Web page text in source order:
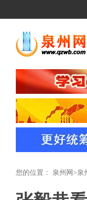
您的位置： 泉州网 >泉